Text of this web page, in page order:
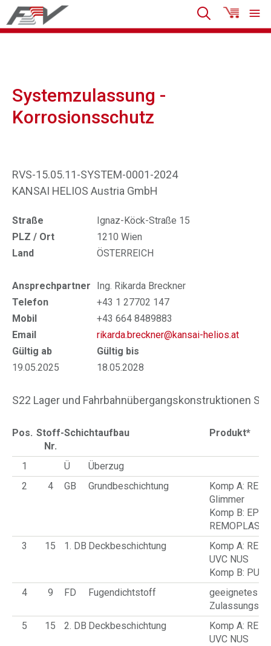
Systemzulassung -
Korrosionsschutz
RVS-15.05.11-SYSTEM-0001-2024
KANSAI HELIOS Austria GmbH
Straße
Ignaz-Köck-Straße 15
PLZ / Ort
1210 Wien
Land
ÖSTERREICH
Ansprechpartner
Ing. Rikarda Breckner
Telefon
+43 1 27702 147
Mobil
+43 664 8489883
Email
rikarda.breckner@kansai-helios.at
Gültig ab
Gültig bis
19.05.2025
18.05.2028
S22 Lager und Fahrbahnübergangskonstruktionen
Pos. Stoff-
Nr.
Schichtaufbau Produkt*
1 Ü
Überzug
2
4 GB Grundbeschichtung
Komp A:
Glimmer
Komp B: EP-
REMOPLAST
3
15 1. DB Deckbeschichtung
Komp A:
UVC NUS
Komp B: PU-
4
9 FD Fugendichtstoff
geeignetes
5
15 2. DB Deckbeschichtung
Komp A:
UVC NUS